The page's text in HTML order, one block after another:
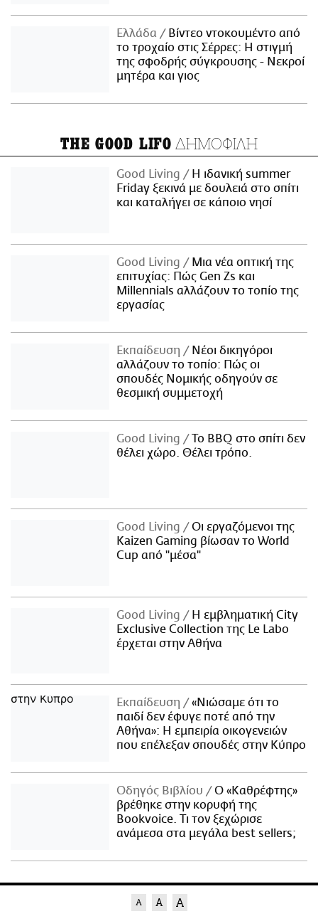
Ελλάδα
Βίντεο ντοκουμέντο από
το τροχαίο στις Σέρρες: Η στιγμή
της σφοδρής σύγκρουσης - Νεκροί
μητέρα και γιος
THE GOOD LIFO ΔΗΜΟΦΙΛΗ
Good Living
Η ιδανική summer
Friday ξεκινά με δουλειά στο σπίτι
και καταλήγει σε κάποιο νησί
Good Living
Μια νέα οπτική της
επιτυχίας: Πώς Gen Zs και
Millennials αλλάζουν το τοπίο της
εργασίας
Εκπαίδευση
Νέοι δικηγόροι
αλλάζουν το τοπίο: Πώς οι
σπουδές Νομικής οδηγούν σε
θεσμική συμμετοχή
Good Living
Το BBQ στο σπίτι δεν
θέλει χώρο. Θέλει τρόπο.
Good Living
Οι εργαζόμενοι της
Kaizen Gaming βίωσαν το World
Cup από "μέσα"
Good Living
Η εμβληματική City
Exclusive Collection της Le Labo
έρχεται στην Αθήνα
Εκπαίδευση
«Νιώσαμε ότι το
παιδί δεν έφυγε ποτέ από την
Αθήνα»: Η εμπειρία οικογενειών
που επέλεξαν σπουδές στην Κύπρο
Οδηγός Βιβλίου
Ο «Καθρέφτης»
βρέθηκε στην κορυφή της
Bookvoice. Τι τον ξεχώρισε
ανάμεσα στα μεγάλα best sellers;